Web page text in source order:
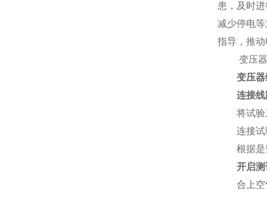
患，及时
减少停电
指导，推
变压器综
变压
连接线
将试验系
连接试验
根据是空
开启
合上空气